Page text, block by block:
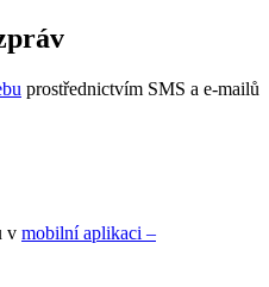
prostřednictvím SMS a e-mailů
v mobilní aplikaci –